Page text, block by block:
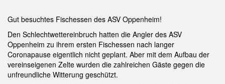
Gut besuchtes Fischessen des ASV Oppenheim!
Den Schlechtwettereinbruch hatten die Angler des ASV
Oppenheim zu ihrem ersten Fischessen nach langer
Coronapause eigentlich nicht geplant. Aber mit dem Aufbau der
vereinseigenen Zelte wurden die zahlreichen Gäste gegen die
unfreundliche Witterung geschützt.